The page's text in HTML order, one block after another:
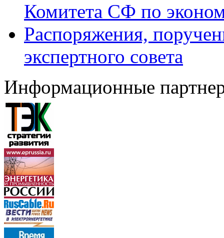
Комитета СФ по
Распоряжения,
экспертного совета
Информационные